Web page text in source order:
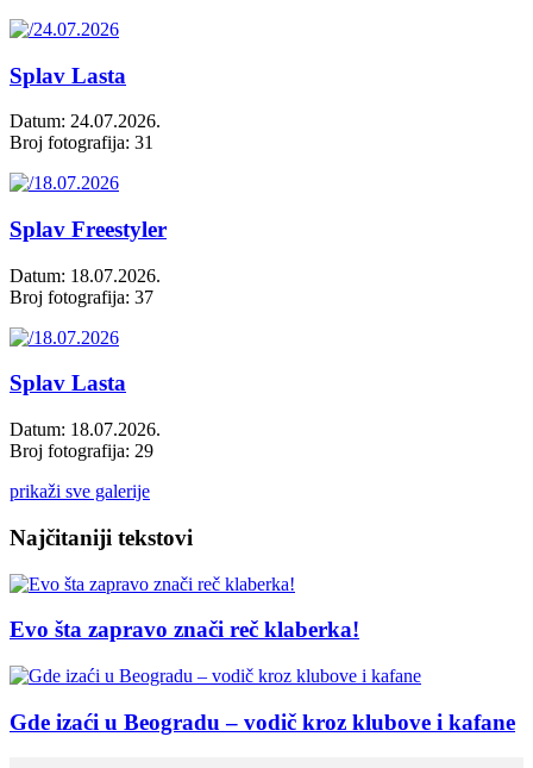
Splav Lasta
Datum: 24.07.2026.
Broj fotografija: 31
Splav Freestyler
Datum: 18.07.2026.
Broj fotografija: 37
Splav Lasta
Datum: 18.07.2026.
Broj fotografija: 29
prikaži sve galerije
Najčitaniji tekstovi
Evo šta zapravo znači reč klaberka!
Gde izaći u Beogradu – vodič kroz klubove i kafane